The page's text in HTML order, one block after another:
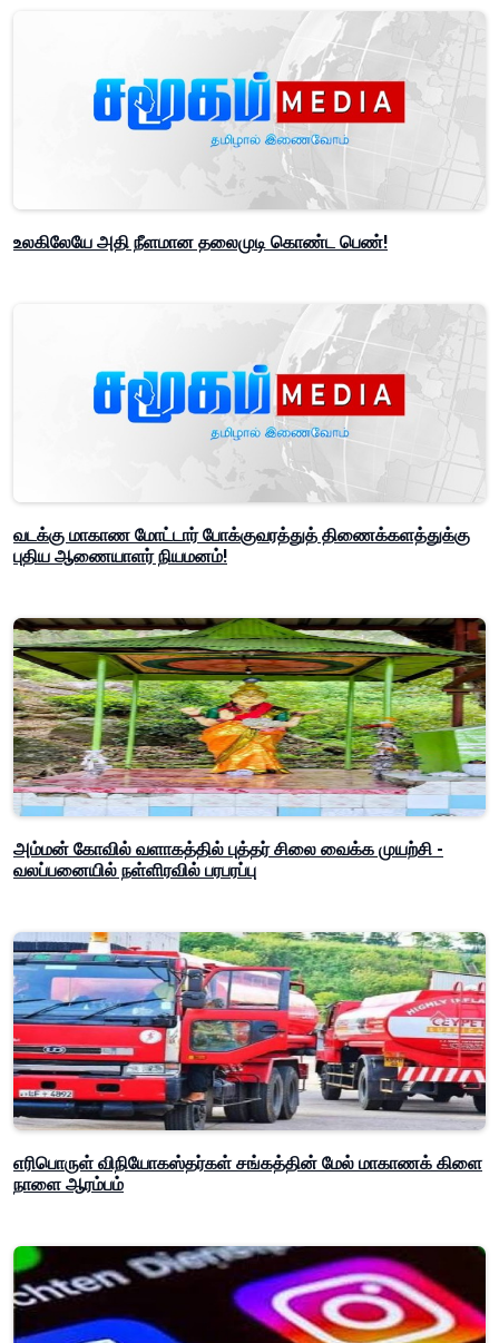
உலகிலேயே அதி நீளமான தலைமுடி கொண்ட பெண்!
வடக்கு மாகாண மோட்டார் போக்குவரத்துத் திணைக்களத்துக்கு
புதிய ஆணையாளர் நியமனம்!
அம்மன் கோவில் வளாகத்தில் புத்தர் சிலை வைக்க முயற்சி -
வலப்பனையில் நள்ளிரவில் பரபரப்பு
எரிபொருள் விநியோகஸ்தர்கள் சங்கத்தின் மேல் மாகாணக் கிளை
நாளை ஆரம்பம்